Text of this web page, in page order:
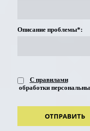
Описание проблемы*:
С правилами
обработки
ОТПРАВИТЬ